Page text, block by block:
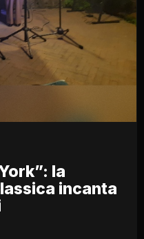
la
incanta